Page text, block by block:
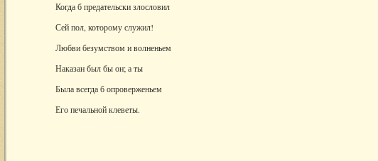
Когда б предательски злословил
Сей пол, которому служил!
Любви безумством и волненьем
Наказан был бы он; а ты
Была всегда б опроверженьем
Его печальной клеветы.